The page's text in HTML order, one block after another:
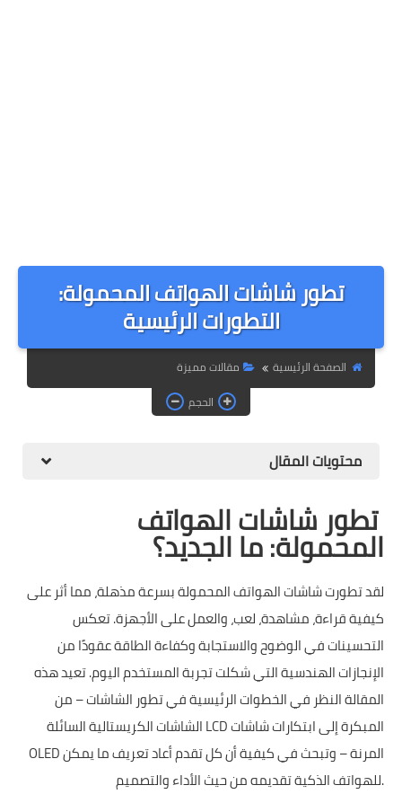
تطور شاشات الهواتف المحمولة:
التطورات الرئيسية
الصفحة الرئيسية
مقالات مميزة
الحجم
محتويات المقال
تطور شاشات الهواتف
المحمولة: ما الجديد؟
لقد تطورت شاشات الهواتف المحمولة بسرعة مذهلة، مما أثر على
كيفية قراءة، مشاهدة، لعب، والعمل على الأجهزة. تعكس
التحسينات في الوضوح والاستجابة وكفاءة الطاقة عقودًا من
الإنجازات الهندسية التي شكلت تجربة المستخدم اليوم. تعيد هذه
المقالة النظر في الخطوات الرئيسية في تطور الشاشات – من
الشاشات الكريستالية السائلة LCD المبكرة إلى ابتكارات شاشات
OLED المرنة – وتبحث في كيفية أن كل تقدم أعاد تعريف ما يمكن
للهواتف الذكية تقديمه من حيث الأداء والتصميم.